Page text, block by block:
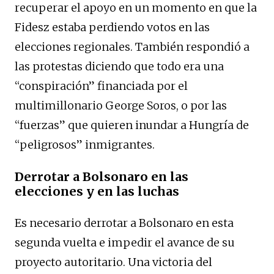
recuperar el apoyo en un momento en que la
Fidesz estaba perdiendo votos en las
elecciones regionales. También respondió a
las protestas diciendo que todo era una
“conspiración” financiada por el
multimillonario George Soros, o por las
“fuerzas” que quieren inundar a Hungría de
“peligrosos” inmigrantes.
Derrotar a Bolsonaro en las
elecciones y en las luchas
Es necesario derrotar a Bolsonaro en esta
segunda vuelta e impedir el avance de su
proyecto autoritario. Una victoria del